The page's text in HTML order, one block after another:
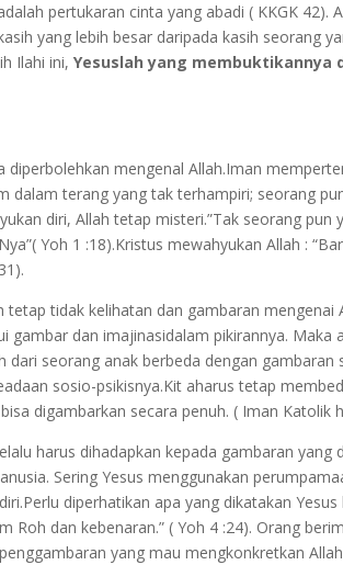
pertukaran cinta yang abadi ( KKGK 42).
yang lebih besar daripada kasih seorang
Ilahi ini,Yesuslah yang membuktikannya
diperbolehkan mengenal Allah.Iman
dalam terang yang tak terhampiri; seorang
diri, Allah tetap misteri.”Tak seorang
Yoh 1 :18).Kristus mewahyukan Allah :
tetap tidak kelihatan dan gambaran
gambar dan imajinasidalam pikirannya.
dari seorang anak berbeda dengan
sosio-psikisnya.Kit aharus tetap
digambarkan secara penuh. ( Iman Katolik
harus dihadapkan kepada gambaran
Sering Yesus menggunakan
diperhatikan apa yang dikatakan
Roh dan kebenaran.” ( Yoh 4 :24). Orang
yang mau mengkonkretkan